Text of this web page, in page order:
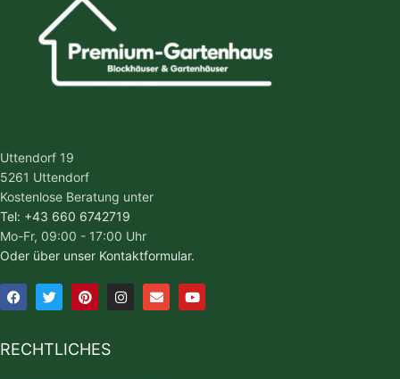
Uttendorf 19
5261 Uttendorf
Kostenlose Beratung unter
Tel: +43 660 6742719
Mo-Fr, 09:00 - 17:00 Uhr
Oder über unser Kontaktformular.
RECHTLICHES